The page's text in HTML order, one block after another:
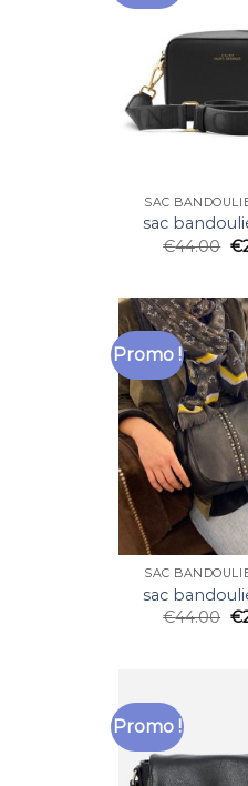
SAC
sac
€44.00 €
Promo !
SAC
sac
€44.00 €
Promo !